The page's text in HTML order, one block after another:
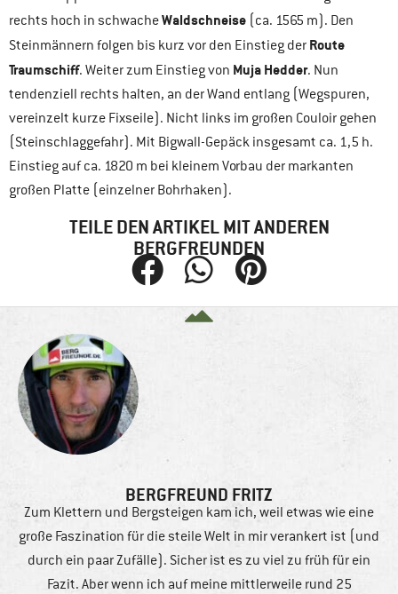
rechts hoch in schwacheWaldschneise (ca. 1565 m). Den
Steinmännern folgen bis kurz vor den Einstieg der Route
Traumschiff. Weiter zum Einstieg von Muja Hedder. Nun
tendenziell rechts halten, an der Wand entlang (Wegspuren,
vereinzelt kurze Fixseile). Nicht links im großen Couloir gehen
(Steinschlaggefahr). Mit Bigwall-Gepäck insgesamt ca. 1,5 h.
Einstieg auf ca. 1820 m bei kleinem Vorbau der markanten
großen Platte (einzelner Bohrhaken).
TEILE DEN ARTIKEL MIT ANDEREN
BERGFREUNDEN
BERGFREUND FRITZ
Zum Klettern und Bergsteigen kam ich, weil etwas wie eine
große Faszination für die steile Welt in mir verankert ist (und
durch ein paar Zufälle). Sicher ist es zu viel zu früh für ein
Fazit. Aber wenn ich auf meine mittlerweile rund 25